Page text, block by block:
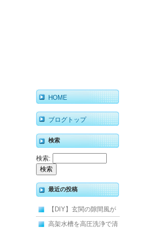
HOME
ブログトップ
検索
検索:
最近の投稿
【DIY】玄関の隙間風が
寒くて断熱ドアに交換し
高架水槽を高圧洗浄で清